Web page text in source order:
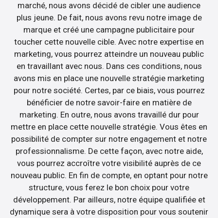
marché, nous avons décidé de cibler une audience
plus jeune. De fait, nous avons revu notre image de
marque et créé une campagne publicitaire pour
toucher cette nouvelle cible. Avec notre expertise en
marketing, vous pourrez atteindre un nouveau public
en travaillant avec nous. Dans ces conditions, nous
avons mis en place une nouvelle stratégie marketing
pour notre société. Certes, par ce biais, vous pourrez
bénéficier de notre savoir-faire en matière de
marketing. En outre, nous avons travaillé dur pour
mettre en place cette nouvelle stratégie. Vous êtes en
possibilité de compter sur notre engagement et notre
professionnalisme. De cette façon, avec notre aide,
vous pourrez accroître votre visibilité auprès de ce
nouveau public. En fin de compte, en optant pour notre
structure, vous ferez le bon choix pour votre
développement. Par ailleurs, notre équipe qualifiée et
dynamique sera à votre disposition pour vous soutenir